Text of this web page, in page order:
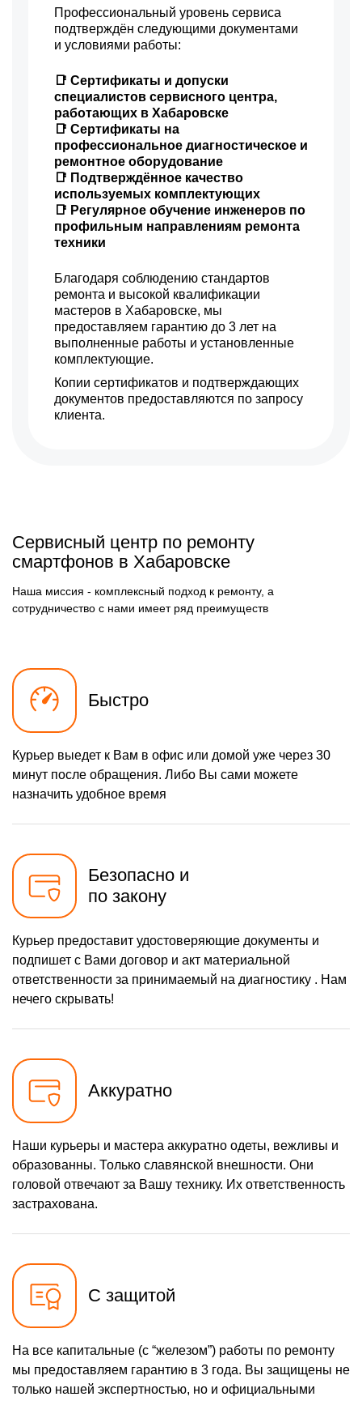
Профессиональный уровень сервиса
подтверждён следующими документами
и условиями работы:
📑 Сертификаты и допуски
специалистов сервисного центра,
работающих в Хабаровске
📑 Сертификаты на
профессиональное диагностическое и
ремонтное оборудование
📑 Подтверждённое качество
используемых комплектующих
📑 Регулярное обучение инженеров по
профильным направлениям ремонта
техники
Благодаря соблюдению стандартов
ремонта и высокой квалификации
мастеров в Хабаровске, мы
предоставляем гарантию до 3 лет на
выполненные работы и установленные
комплектующие.
Копии сертификатов и подтверждающих
документов предоставляются по запросу
клиента.
Сервисный центр по ремонту
смартфонов в Хабаровске
Наша миссия - комплексный подход к ремонту, а
сотрудничество с нами имеет ряд преимуществ
Быстро
Курьер выедет к Вам в офис или домой уже через 30
минут после обращения. Либо Вы сами можете
назначить удобное время
Безопасно и
по закону
Курьер предоставит удостоверяющие документы и
подпишет с Вами договор и акт материальной
ответственности за принимаемый на диагностику . Нам
нечего скрывать!
Аккуратно
Наши курьеры и мастера аккуратно одеты, вежливы и
образованны. Только славянской внешности. Они
головой отвечают за Вашу технику. Их ответственность
застрахована.
С защитой
На все капитальные (с “железом”) работы по ремонту
мы предоставляем гарантию в 3 года. Вы защищены не
только нашей экспертностью, но и официальными